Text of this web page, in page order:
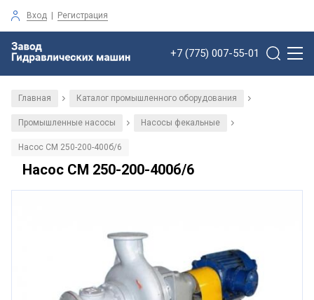
Вход | Регистрация
+7 (775) 007-55-01
Главная / Каталог промышленного оборудования /
Промышленные насосы / Насосы фекальные /
Насос СМ 250-200-400б/6
Насос СМ 250-200-400б/6